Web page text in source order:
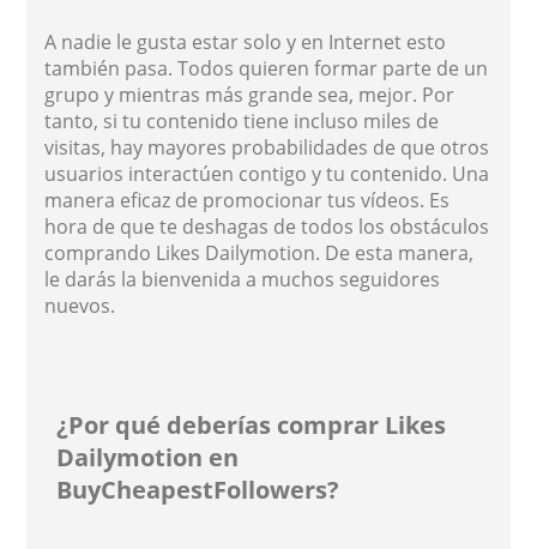
A nadie le gusta estar solo y en Internet esto
también pasa. Todos quieren formar parte de un
grupo y mientras más grande sea, mejor. Por
tanto, si tu contenido tiene incluso miles de
visitas, hay mayores probabilidades de que otros
usuarios interactúen contigo y tu contenido. Una
manera eficaz de promocionar tus vídeos. Es
hora de que te deshagas de todos los obstáculos
comprando Likes Dailymotion. De esta manera,
le darás la bienvenida a muchos seguidores
nuevos.
¿Por qué deberías comprar Likes
Dailymotion en
BuyCheapestFollowers?